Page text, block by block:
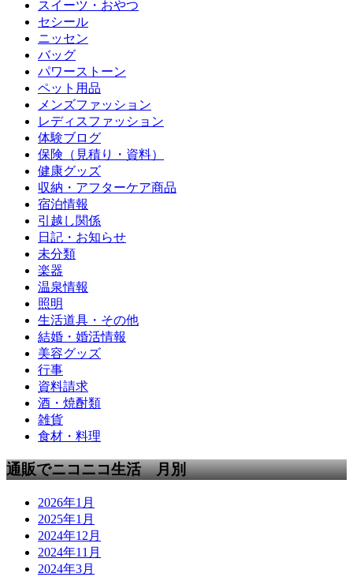
スイーツ・おやつ
セシール
ニッセン
バッグ
パワーストーン
ペット用品
メンズファッション
レディスファッション
体験ブログ
保険（見積り・資料）
健康グッズ
収納・アフターケア商品
宿泊情報
引越し関係
日記・お知らせ
未分類
楽器
温泉情報
照明
生活道具・その他
結婚・婚活情報
美容グッズ
行事
資料請求
酒・焼酎類
雑貨
食材・料理
通販でニコニコ生活 月別
2026年1月
2025年1月
2024年12月
2024年11月
2024年3月